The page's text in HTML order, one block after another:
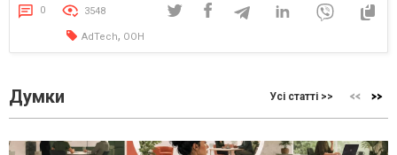
Безпілотні/автоматизовані транспортні засоби — загроза для нашого
бізнесу, як жодна інша, з […]
0 3548
AdTech, OOH
Думки Усі статті >>